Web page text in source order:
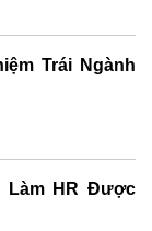
Trái Ngành
Làm HR Được